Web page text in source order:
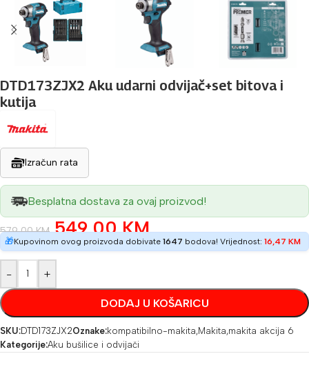
DTD173ZJX2 Aku udarni odvijač+set bitova i
kutija
Izračun rata
Besplatna dostava za ovaj proizvod!
579,00KM 549,00KM
🎁Kupovinom ovog proizvoda dobivate 1647 bodova! Vrijednost: 16,47 KM
- +
DODAJ U KOŠARICU
SKU:DTD173ZJX2Oznake:kompatibilno-makita,Makita,makita akcija 6
Kategorije:Aku bušilice i odvijači